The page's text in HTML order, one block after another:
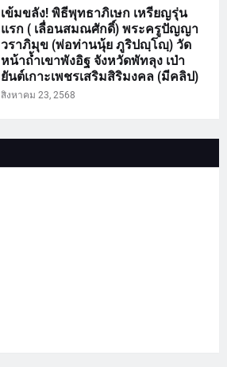
เข้มขลัง! พิธีพุทธาภิเษก เหรียญรุ่น
แรก ( เลื่อนสมณศักดิ์) พระครูปัญญา
วราภิมุข (พ่อท่านนุ้ย ภูริปญฺโญฺ) วัด
หน้าถ้ำเขาพังอิฐ จังหวัดพัทลุง เป่า
ยันต์เกาะเพชรเสริมสิริมงคล (มีคลิป)
สิงหาคม 23, 2568